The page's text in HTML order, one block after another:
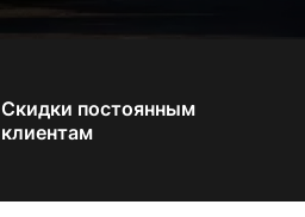
Скидки постоянным
клиентам